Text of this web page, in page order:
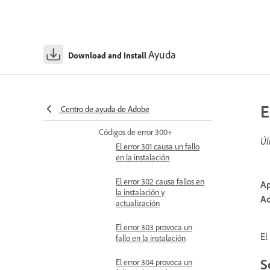
Download and InstallAyuda
Centro de ayuda de Adobe
El error 240 causa fallos en
actualización
actualización
Códigos de error 300+
El error 301 causa un fallo
en la instalación
El error 302 causa fallos en
la instalación y
actualización
El error 303 provoca un
fallo en la instalación
El error 304 provoca un